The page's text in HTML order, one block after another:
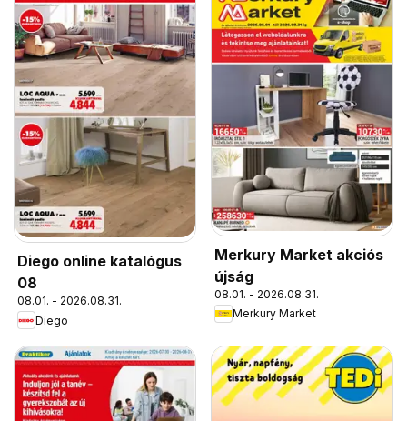
Diego online katalógus
08
08.01. - 2026.08.31.
Diego
Merkury Market akciós
újság
08.01. - 2026.08.31.
Merkury Market